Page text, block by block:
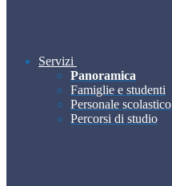
Servizi
Panoramica
Famiglie e studenti
Personale scolastico
Percorsi di studio